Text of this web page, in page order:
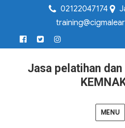
02122047174
Jasa pelatihan
MENU